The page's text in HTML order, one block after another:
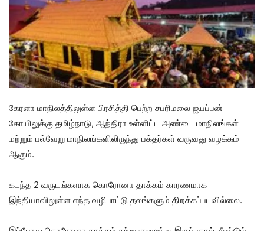
கேரளா மாநிலத்திலுள்ள பிரசித்தி பெற்ற சபரிமலை ஐயப்பன்
கோயிலுக்கு தமிழ்நாடு, ஆந்திரா உள்ளிட்ட அண்டை மாநிலங்கள்
மற்றும் பல்வேறு மாநிலங்களிலிருந்து பக்தர்கள் வருவது வழக்கம்
ஆகும்.
கடந்த 2 வருடங்களாக கொரோனா தாக்கம் காரணமாக
இந்தியாவிலுள்ள எந்த வழிபாட்டு தலங்களும் திறக்கப்படவில்லை.